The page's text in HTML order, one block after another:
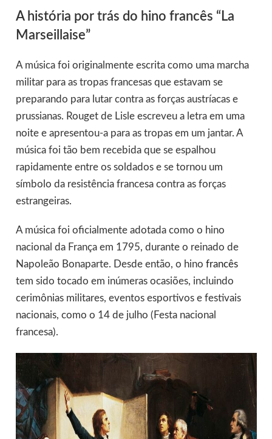
A história por trás do hino francês “La
Marseillaise”
A música foi originalmente escrita como uma marcha
militar para as tropas francesas que estavam se
preparando para lutar contra as forças austríacas e
prussianas. Rouget de Lisle escreveu a letra em uma
noite e apresentou-a para as tropas em um jantar. A
música foi tão bem recebida que se espalhou
rapidamente entre os soldados e se tornou um
símbolo da resistência francesa contra as forças
estrangeiras.
A música foi oficialmente adotada como o hino
nacional da França em 1795, durante o reinado de
Napoleão Bonaparte. Desde então, o hino francês
tem sido tocado em inúmeras ocasiões, incluindo
cerimônias militares, eventos esportivos e festivais
nacionais, como o 14 de julho (Festa nacional
francesa).